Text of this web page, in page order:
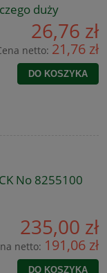
duży
26,76 zł
netto: 21,76 zł
DO KOSZYKA
No 8255100
235,00 zł
netto: 191,06 zł
DO KOSZYKA